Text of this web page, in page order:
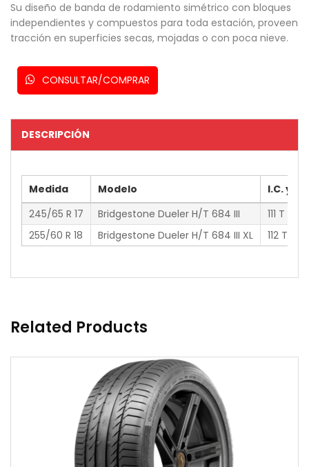
Su diseño de banda de rodamiento simétrico con bloques
independientes y compuestos para toda estación, proveen
tracción en superficies secas, mojadas o con poca nieve.
CONSULTAR/COMPRAR
DESCRIPCIÓN
Medida Modelo
I.C. y V.
245/65 R 17
Bridgestone Dueler H/T 684 III
111 T
255/60 R 18
Bridgestone Dueler H/T 684 III XL 112 T
Related Products